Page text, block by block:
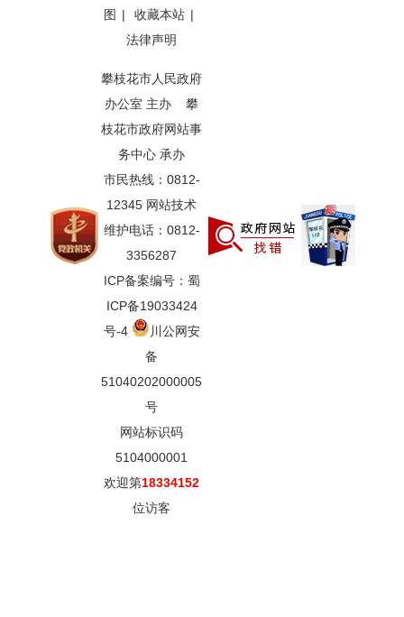
图 | 收藏本站 |
法律声明
攀枝花市人民政府
办公室 主办 攀
枝花市政府网站事
务中心 承办
市民热线：0812-
12345 网站技术
维护电话：0812-
3356287
ICP备案编号：蜀
ICP备19033424
号-4
川公网安
备
51040202000005
号
网站标识码
5104000001
欢迎第18334152
位访客